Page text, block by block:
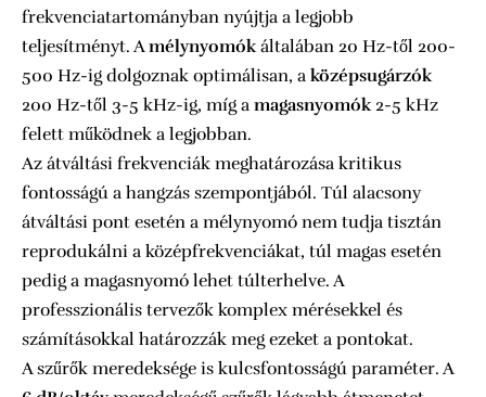
frekvenciatartományban nyújtja a legjobb
teljesítményt. Amélynyomókáltalában 20 Hz-től 200-
500 Hz-ig dolgoznak optimálisan, a középsugárzók
200 Hz-től 3-5 kHz-ig, míg a magasnyomók2-5 kHz
felett működnek a legjobban.
Az átváltási frekvenciák meghatározása kritikus
fontosságú a hangzás szempontjából. Túl alacsony
átváltási pont esetén a mélynyomó nem tudja tisztán
reprodukálni a középfrekvenciákat, túl magas esetén
pedig a magasnyomó lehet túlterhelve. A
professzionális tervezők komplex mérésekkel és
számításokkal határozzák meg ezeket a pontokat.
A szűrők meredeksége is kulcsfontosságú paraméter. A